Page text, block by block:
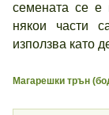
семената се е
някои части
използва като
Магарешки трън